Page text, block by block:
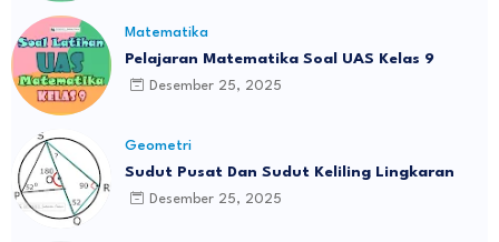
Matematika
Pelajaran Matematika Soal UAS Kelas 9
Desember 25, 2025
Geometri
Sudut Pusat Dan Sudut Keliling Lingkaran
Desember 25, 2025